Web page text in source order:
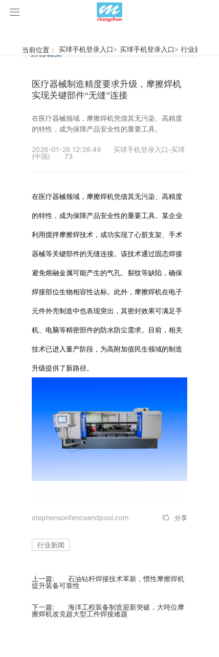
买球手机登录入口
旋弧焊机
连续驱动摩擦焊机
简易数控铣床
普通铣床
专用机床
其他机床
产品视频
企业动态
客户案例
荣誉资质
买球手机登录入口-买球(中国)
当前位置： 买球手机登录入口> 买球手机登录入口> 行业新闻
行业新闻
企业动态
医疗器械制造精度要求升级，摩擦焊机
实现关键部件“无缝”连接
在医疗器械领域，摩擦焊机凭借其无污染、高精度
的特性，成为保障产品安全性的重要工具。
2026-01-26 12:38:49
买球手机登录入口-买球
(中国)
73
在医疗器械领域，摩擦焊机凭借其无污染、高精度
的特性，成为保障产品安全性的重要工具。某企业
利用搅拌摩擦焊技术，成功实现了心脏支架、手术
器械等关键部件的无缝连接。该技术通过固态焊接
避免熔融金属可能产生的气孔、裂纹等缺陷，确保
焊接部位生物相容性达标。此外，摩擦焊机在电子
元件外壳制造中也表现突出，其密封效果可满足手
机、电脑等精密部件的防水防尘需求。目前，相关
技术已进入量产阶段，为高附加值民生领域的制造
升级提供了新路径。
stephensonfenceandpool.com 分享
行业新闻
上一篇:
石油钻杆焊接技术革新，惯性摩擦焊机
提升装备可靠性
下一篇:
海洋工程装备制造迎新突破，大吨位摩
擦焊机攻克超大型工件焊接难题